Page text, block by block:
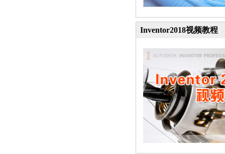
Inventor2018视频教程